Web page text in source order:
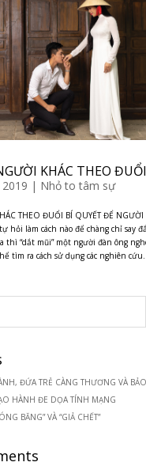
KHÁC THEO ĐUỔI
2019 | Nhỏ to tâm sự
THEO ĐUỔI BÍ QUYẾT ĐỂ NGƯỜI
hỏi làm cách nào để chàng chỉ say
thì “dắt mũi” một người đàn ông
tìm ra cách sử dụng các nghiên
ĐỨA TRẺ CÀNG THƯƠNG VÀ
HÀNH ĐE DỌA TÍNH MẠNG
BĂNG” VÀ “GIẢ CHẾT”